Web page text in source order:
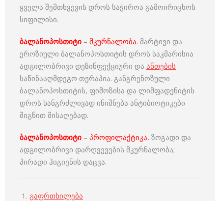
ყველა შემთხვევის დროს საჭიროა გამოირიცხოს
სიფილისი.
ბალანოპოსთიტი – მკურნალობა. მარტივი და
ეროზიული ბალანოპოსთიტის დროს საკმარისია
ადგილობრივი დეზინფექციური და ანთების
საწინააღმდეგო თერაპია. განგრენოზული
ბალანოპოსთიტის, ფიმოზისა და ლიმფადენიტის
დროს ხანგრძლივად ინიშნება ანტიბიოტიკები
შიგნით მისაღებად.
ბალანოპოსთიტი – პროფილაქტიკა. ზოგადი და
ადგილობრივი დარღვევების მკურნალობა;
პირადი ჰიგიენის დაცვა.
გაფრთხილება